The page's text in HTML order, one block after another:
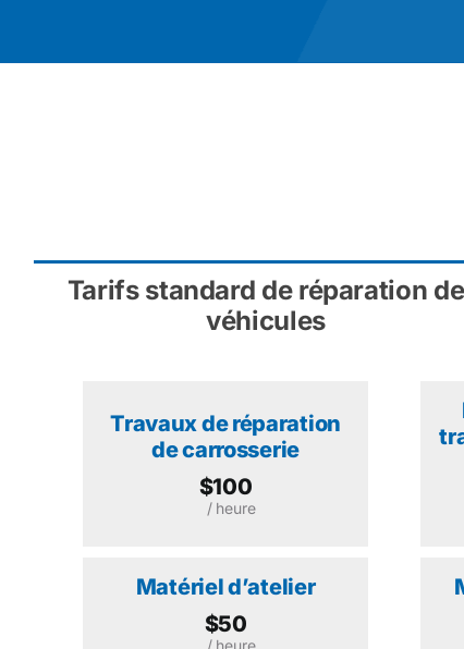
Tarifs standard de réparation de
véhicules
Travaux de réparation
de carrosserie
$100
/ heure
Matériel d’atelier
$50
/ heure